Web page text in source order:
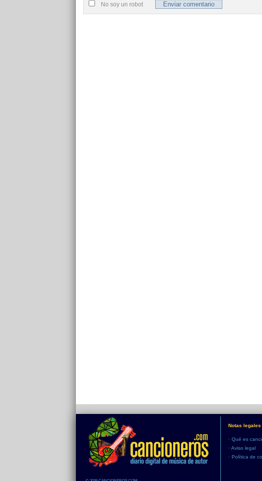
No soy un robot
Notas legales
• Qué es
• Aviso legal
• Política de